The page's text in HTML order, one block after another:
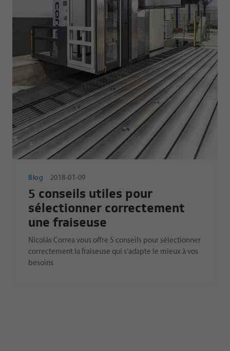
Blog 2018-01-09
5 conseils utiles pour
sélectionner correctement
une fraiseuse
Nicolás Correa vous offre 5 conseils pour sélectionner
correctement la fraiseuse qui s’adapte le mieux à vos
besoins